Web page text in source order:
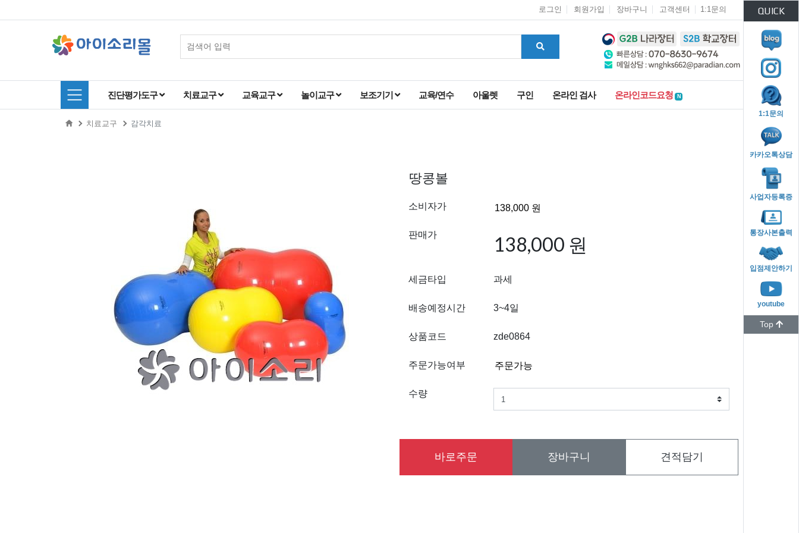
QUICK
1:1문의
카카오톡상담
사업자등록증
통장사본출력
입점제안하기
youtube
Top
로그인 회원가입 장바구니 고객센터 1:1문의
진단평가도구 치료교구 교육교구 놀이교구 보조기기 교육/연수 아울렛 구인 온라인 검사 온라인코드요청 N
치료교구 감각치료
땅콩볼
소비자가
판매가 138,000 원
세금타입 과세
배송예정시간 3~4일
상품코드 zde0864
주문가능여부
수량
바로주문 장바구니 견적담기